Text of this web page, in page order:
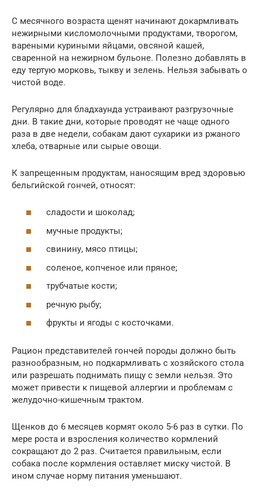
С месячного возраста щенят начинают докармливать
нежирными кисломолочными продуктами, творогом,
вареными куриными яйцами, овсяной кашей,
сваренной на нежирном бульоне. Полезно добавлять в
еду тертую морковь, тыкву и зелень. Нельзя забывать о
чистой воде.
Регулярно для бладхаунда устраивают разгрузочные
дни. В такие дни, которые проводят не чаще одного
раза в две недели, собакам дают сухарики из ржаного
хлеба, отварные или сырые овощи.
К запрещенным продуктам, наносящим вред здоровью
бельгийской гончей, относят:
сладости и шоколад;
мучные продукты;
свинину, мясо птицы;
соленое, копченое или пряное;
трубчатые кости;
речную рыбу;
фрукты и ягоды с косточками.
Рацион представителей гончей породы должно быть
разнообразным, но подкармливать с хозяйского стола
или разрешать поднимать пищу с земли нельзя. Это
может привести к пищевой аллергии и проблемам с
желудочно-кишечным трактом.
Щенков до 6 месяцев кормят около 5-6 раз в сутки. По
мере роста и взросления количество кормлений
сокращают до 2 раз. Считается правильным, если
собака после кормления оставляет миску чистой. В
ином случае норму питания уменьшают.